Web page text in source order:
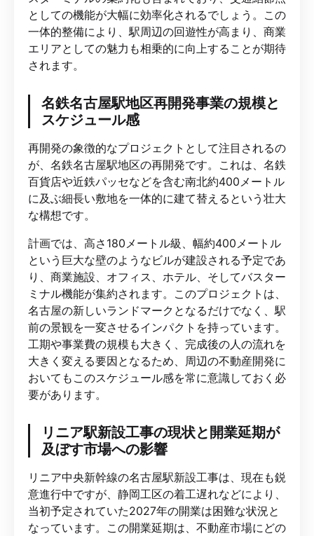
としての機能が大幅に効率化されるでしょう。この
一体的整備により、駅周辺の回遊性が高まり、商業
エリアとしての魅力も相乗的に向上することが期待
されます。
名鉄名古屋駅地区再開発事業の規模と
スケジュール感
再開発の象徴的なプロジェクトとして注目されるの
が、名鉄名古屋駅地区の再開発です。これは、名鉄
百貨店や近鉄パッセなどを含む南北約400メートル
に及ぶ細長い敷地を一体的に建て替えるという壮大
な構想です。
計画では、高さ180メートル級、幅約400メートル
という巨大な壁のようなビルが建設される予定であ
り、商業施設、オフィス、ホテル、そしてバスター
ミナル機能が集約されます。このプロジェクトは、
名古屋の新しいランドマークとなるだけでなく、駅
前の景観を一変させるインパクトを持っています。
工期や事業費の規模も大きく、完成後の人の流れを
大きく変える要因となるため、周辺の不動産開発に
おいてもこのスケジュール感を常に意識しておく必
要があります。
リニア駅新設工事の現状と開業延期が
及ぼす市場への影響
リニア中央新幹線の名古屋駅新設工事は、現在も鋭
意進行中ですが、静岡工区の着工遅れなどにより、
当初予定されていた2027年の開業は困難な状況と
なっています。この開業延期は、不動産市場にどの